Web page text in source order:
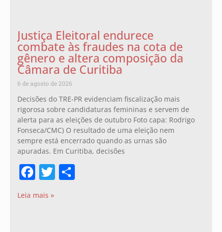
Justiça Eleitoral endurece
combate às fraudes na cota de
gênero e altera composição da
Câmara de Curitiba
6 de agosto de 2026
Decisões do TRE-PR evidenciam fiscalização mais
rigorosa sobre candidaturas femininas e servem de
alerta para as eleições de outubro Foto capa: Rodrigo
Fonseca/CMC) O resultado de uma eleição nem
sempre está encerrado quando as urnas são
apuradas. Em Curitiba, decisões
Facebook
Twitter
Leia mais »